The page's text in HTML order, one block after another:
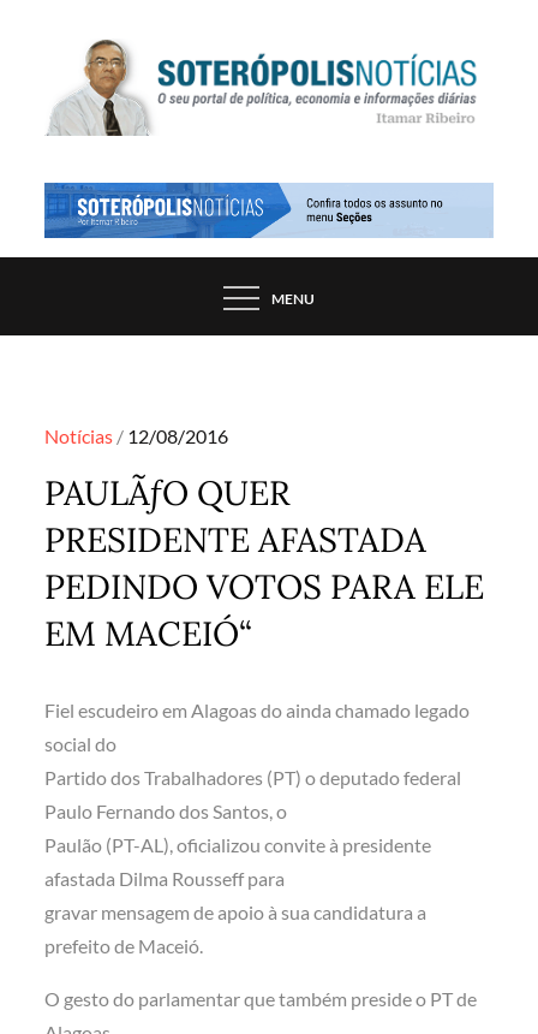
SOTERÓPOLIS NOTÍCIAS
PORTAL DE NOTÍCIAS DE SALVADOR E
MENU
Notícias Posted
on
12/08/2016
PAULÃƒO QUER
PRESIDENTE AFASTADA
PEDINDO VOTOS PARA ELE
EM MACEIÓ“
Fiel escudeiro em Alagoas do ainda chamado legado
social do
Partido dos Trabalhadores (PT) o deputado federal
Paulo Fernando dos Santos, o
Paulão (PT-AL), oficializou convite à presidente
afastada Dilma Rousseff para
gravar mensagem de apoio à sua candidatura a
prefeito de Maceió.
O gesto do parlamentar que também preside o PT de